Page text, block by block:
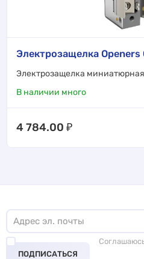
Электрозащелка Openers
Электрозащелка миниатюрная
В наличии много
4 784.00 ₽
ПОДПИСАТЬСЯ